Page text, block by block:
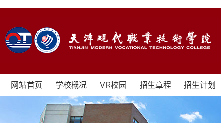
网站首页 学校概况 VR校园 招生章程 招生计划